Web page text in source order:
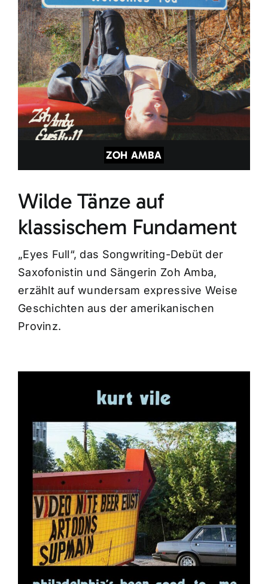
ZOH AMBA
Wilde Tänze auf
klassischem Fundament
„Eyes Full“, das Songwriting-Debüt der
Saxofonistin und Sängerin Zoh Amba,
erzählt auf wundersam expressive Weise
Geschichten aus der amerikanischen
Provinz.